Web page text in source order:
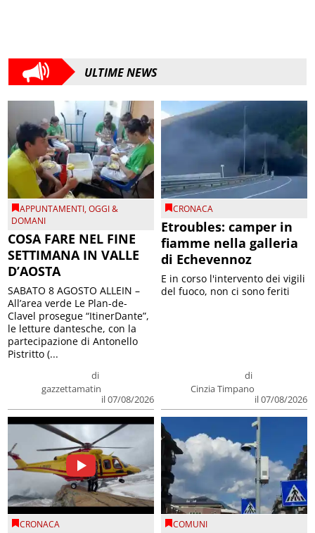
ULTIME NEWS
APPUNTAMENTI,OGGI &
DOMANI
COSA FARE NEL FINE
SETTIMANA IN VALLE
D’AOSTA
di
gazzettamatin
il 07/08/2026
SABATO 8 AGOSTO ALLEIN –
All’area verde Le Plan-de-
Clavel prosegue “ItinerDante”,
le letture dantesche, con la
partecipazione di Antonello
Pistritto (...
CRONACA
Etroubles: camper in
fiamme nella galleria
di Echevennoz
di
Cinzia Timpano
il 07/08/2026
E in corso l'intervento dei vigili
del fuoco, non ci sono feriti
CRONACA COMUNI